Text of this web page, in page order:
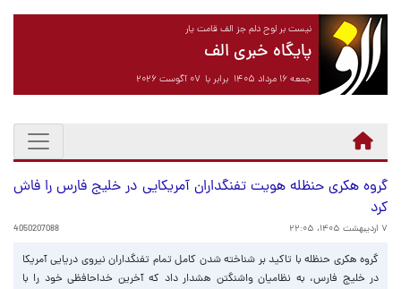
نیست بر لوح دلم جز الف قامت یار
پایگاه خبری الف
جمعه ۱۶ مرداد ۱۴۰۵ برابر با ۰۷ آگوست ۲۰۲۶
گروه هکری حنظله هویت تفنگداران آمریکایی در خلیج فارس را فاش
کرد
۷ اردیبهشت ۱۴۰۵، ۲۲:۰۵ 4050207088
گروه هکری حنظله با تاکید بر شناخته شدن کامل تمام تفنگداران نیروی دریایی آمریکا
در خلیج فارس، به نظامیان واشنگتن هشدار داد که آخرین خداحافظی خود را با